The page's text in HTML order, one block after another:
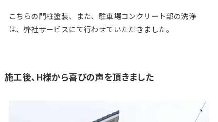
こちらの門柱塗装、また、駐車場コンクリート部の洗浄
は、弊社サービスにて行わせていただきました。
施工後、H様から喜びの声を頂きました